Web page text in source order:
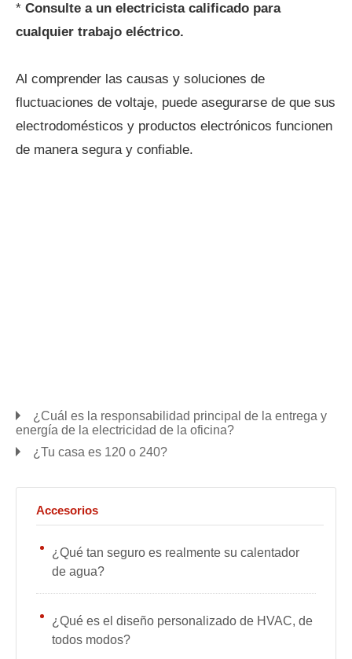
* Consulte a un electricista calificado para
cualquier trabajo eléctrico.
Al comprender las causas y soluciones de
fluctuaciones de voltaje, puede asegurarse de que sus
electrodomésticos y productos electrónicos funcionen
de manera segura y confiable.
¿Cuál es la responsabilidad principal de la entrega y
energía de la electricidad de la oficina?
¿Tu casa es 120 o 240?
Accesorios
¿Qué tan seguro es realmente su calentador
de agua?
¿Qué es el diseño personalizado de HVAC, de
todos modos?